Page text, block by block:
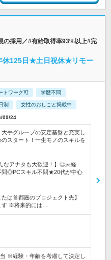
の採用／#有給取得率93%以上#完
休125日★土日祝休★リモー
トワーク可 学歴不問
制 女性のおしごと掲載中
09/24
大手グループの安定基盤と充実し
スタート！一生モノのスキルを
なアナタも大歓迎！】◎未経
◎PCスキル不問★20代が中心
は首都圏のプロジェクト先】
す ※将来的には…
※経験・年齢を考慮して決定し